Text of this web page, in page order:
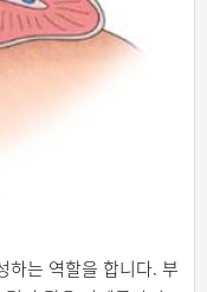
하는 역할을 합니다. 부